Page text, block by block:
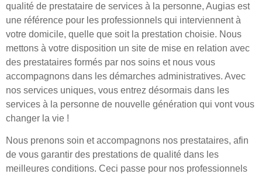
qualité de prestataire de services à la personne, Augias est
une référence pour les professionnels qui interviennent à
votre domicile, quelle que soit la prestation choisie. Nous
mettons à votre disposition un site de mise en relation avec
des prestataires formés par nos soins et nous vous
accompagnons dans les démarches administratives. Avec
nos services uniques, vous entrez désormais dans les
services à la personne de nouvelle génération qui vont vous
changer la vie !
Nous prenons soin et accompagnons nos prestataires, afin
de vous garantir des prestations de qualité dans les
meilleures conditions. Ceci passe pour nos professionnels